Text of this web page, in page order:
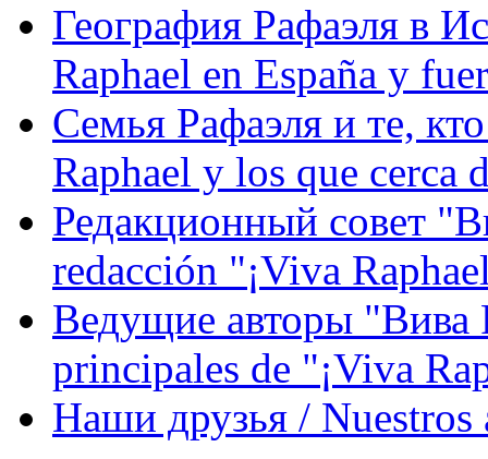
География Рафаэля в
Raphael en España y
Семья Рафаэля и те,
Raphael y los que cerca
Редакционный совет
redacción "¡Viva
Ведущие авторы "Вива
principales de "¡Viva
Наши друзья / Nuestros